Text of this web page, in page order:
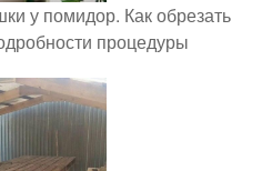
у помидор. Как обрезать
процедуры